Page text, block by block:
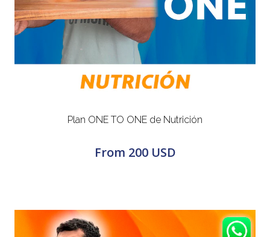
Plan ONE TO ONE de Nutrición
From 200 USD